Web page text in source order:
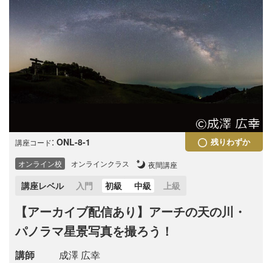
講座コード: ONL-8-1 残りわずか
オンライン校 オンラインクラス 夜間講座
講座レベル 入門 初級 中級 上級
【アーカイブ配信あり】アーチの天の川・
パノラマ星景写真を撮ろう！
講師
成澤 広幸